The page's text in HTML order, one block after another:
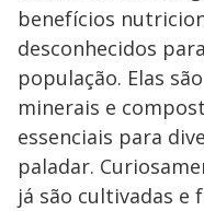
benefícios
desconhecidos
população. Elas
minerais e
essenciais para
paladar.
já são cultivadas e